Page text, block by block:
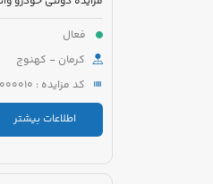
فعال
کرمان - کهنوج
کد مزایده : 5221007210000010
اطلاعات بیشتر